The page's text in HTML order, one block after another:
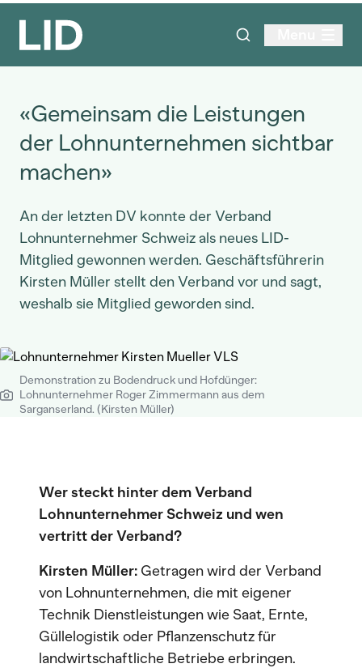
«Gemeinsam die Leistungen
der Lohnunternehmen sichtbar
machen»
An der letzten DV konnte der Verband
Lohnunternehmer Schweiz als neues LID-
Mitglied gewonnen werden. Geschäftsführerin
Kirsten Müller stellt den Verband vor und sagt,
weshalb sie Mitglied geworden sind.
Demonstration zu Bodendruck und Hofdünger:
Lohnunternehmer Roger Zimmermann aus dem
Sarganserland. (Kirsten Müller)
Wer steckt hinter dem Verband
Lohnunternehmer Schweiz und wen
vertritt der Verband?
Kirsten Müller: Getragen wird der Verband
von Lohnunternehmen, die mit eigener
Technik Dienstleistungen wie Saat, Ernte,
Güllelogistik oder Pflanzenschutz für
landwirtschaftliche Betriebe erbringen.